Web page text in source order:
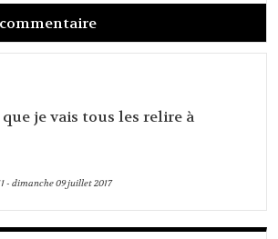
que je vais tous les relire à
- dimanche 09juillet 2017